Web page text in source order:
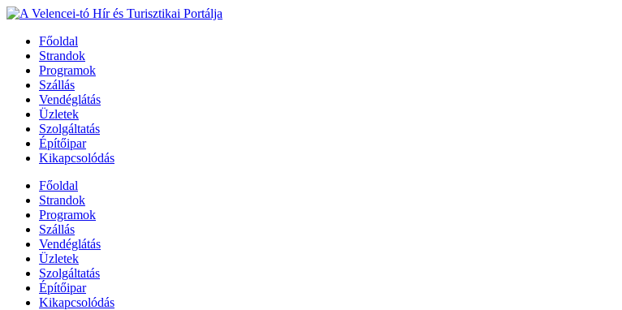
Főoldal
Strandok
Programok
Szállás
Vendéglátás
Üzletek
Szolgáltatás
Építőipar
Kikapcsolódás
Főoldal
Strandok
Programok
Szállás
Vendéglátás
Üzletek
Szolgáltatás
Építőipar
Kikapcsolódás